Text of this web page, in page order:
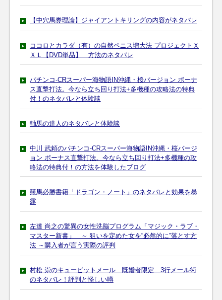
【中穴馬券理論】ジャイアントキリングの内容がネタバレ
ココロとカラダ（有）の自然ペニス増大法 プロジェクトＸ
ＸＬ【DVD単品】 方法のネタバレ
パチンコ-CRスーパー海物語IN沖縄・桜バージョン ボーナ
ス直撃打法。今なら立ち回り打法+多機種の攻略法の特典
付！のネタバレと体験談
軸馬の達人のネタバレと体験談
中川 武頼のパチンコ-CRスーパー海物語IN沖縄・桜バージ
ョン ボーナス直撃打法。今なら立ち回り打法+多機種の攻
略法の特典付！の方法を体験したブログ
競馬必勝書籍「ドラゴン・ノート」のネタバレと効果を暴
露
左達 尚之の驚異の女性洗脳プログラム「マジック・ラブ・
マスター新書」 ～ 狙いを定めた女を“必然的に”落とす方
法 ～購入者が言う実際の評判
村松 崇のキュービットメール 既婚者限定 3行メール術
のネタバレ！評判と怪しい噂